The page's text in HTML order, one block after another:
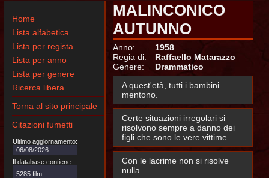
Home
Lista alfabetica
Lista per regista
Lista per anno
Lista per genere
Ricerca libera
Torna al sito principale
Citazioni fumetti
Ultimo aggiornamento:
06/08/2026
Il database contiene:
5285 film
MALINCONICO
AUTUNNO
Anno:
1958
Regia di:
Raffaello Matarazzo
Genere:
Drammatico
A quest'età, tutti i bambini
mentono.
Certe situazioni irregolari si
risolvono sempre a danno dei
figli che sono le vere vittime.
Con le lacrime non si risolve
nulla.